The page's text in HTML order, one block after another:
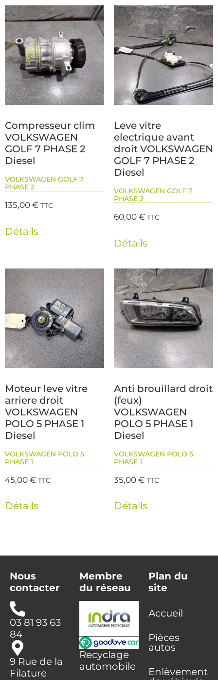
Compresseur clim
VOLKSWAGEN
GOLF 7 PHASE 2
Diesel
VOLKSWAGEN GOLF 7
PHASE 2
135,00€ TTC
Détails
Leve vitre
electrique avant
droit VOLKSWAGEN
GOLF 7 PHASE 2
Diesel
VOLKSWAGEN GOLF 7
PHASE 2
60,00€ TTC
Détails
Moteur leve vitre
arriere droit
VOLKSWAGEN
POLO 5 PHASE 1
Diesel
VOLKSWAGEN POLO 5
PHASE 1
45,00€ TTC
Détails
Anti brouillard droit
(feux)
VOLKSWAGEN
POLO 5 PHASE 1
Diesel
VOLKSWAGEN POLO 5
PHASE 1
35,00€ TTC
Détails
Nous
contacter
03 81 93 63
84
9 Rue de la
Filature
Membre
du réseau
Recyclage
automobile
Plan du
site
Accueil
Pièces
autos
Enlèvement